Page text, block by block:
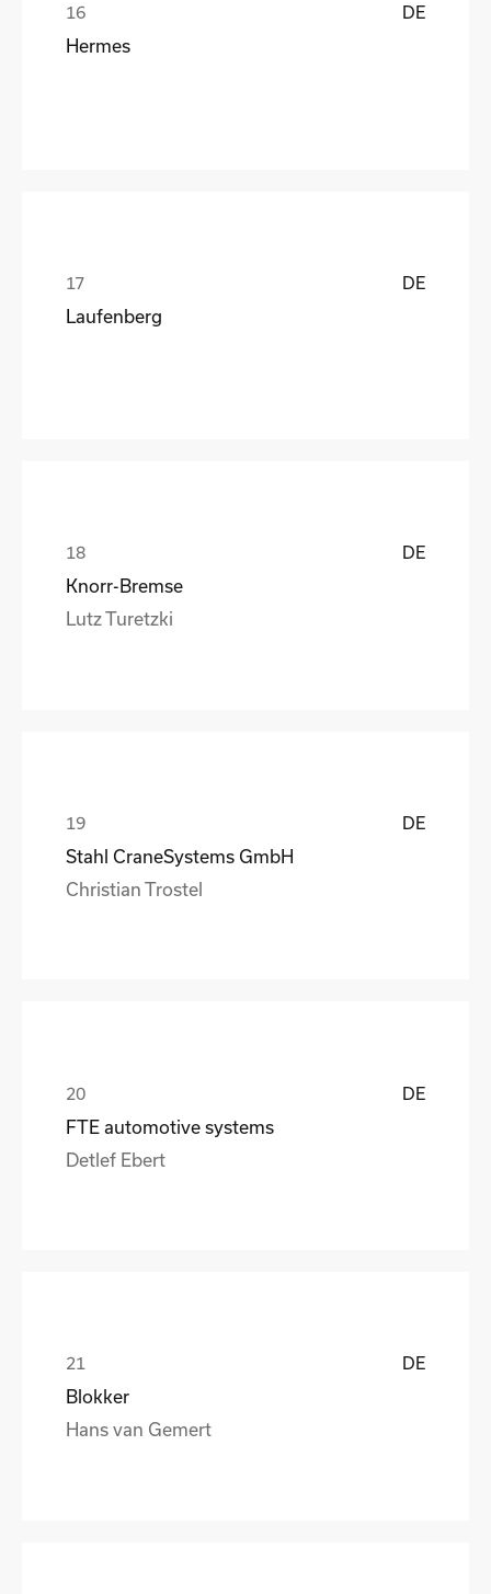
DE
Hermes
DE
Laufenberg
DE
Knorr-Bremse
Lutz Turetzki
DE
Stahl CraneSystems GmbH
Christian Trostel
DE
FTE automotive systems
Detlef Ebert
DE
Blokker
Hans van Gemert